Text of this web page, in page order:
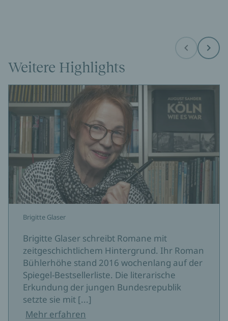
Before Next
Weitere Highlights
Brigitte Glaser
Brigitte Glaser schreibt Romane mit
zeitgeschichtlichem Hintergrund. Ihr Roman
Bühlerhöhe stand 2016 wochenlang auf der
Spiegel-Bestsellerliste. Die literarische
Erkundung der jungen Bundesrepublik
setzte sie mit [...]
Mehr erfahren